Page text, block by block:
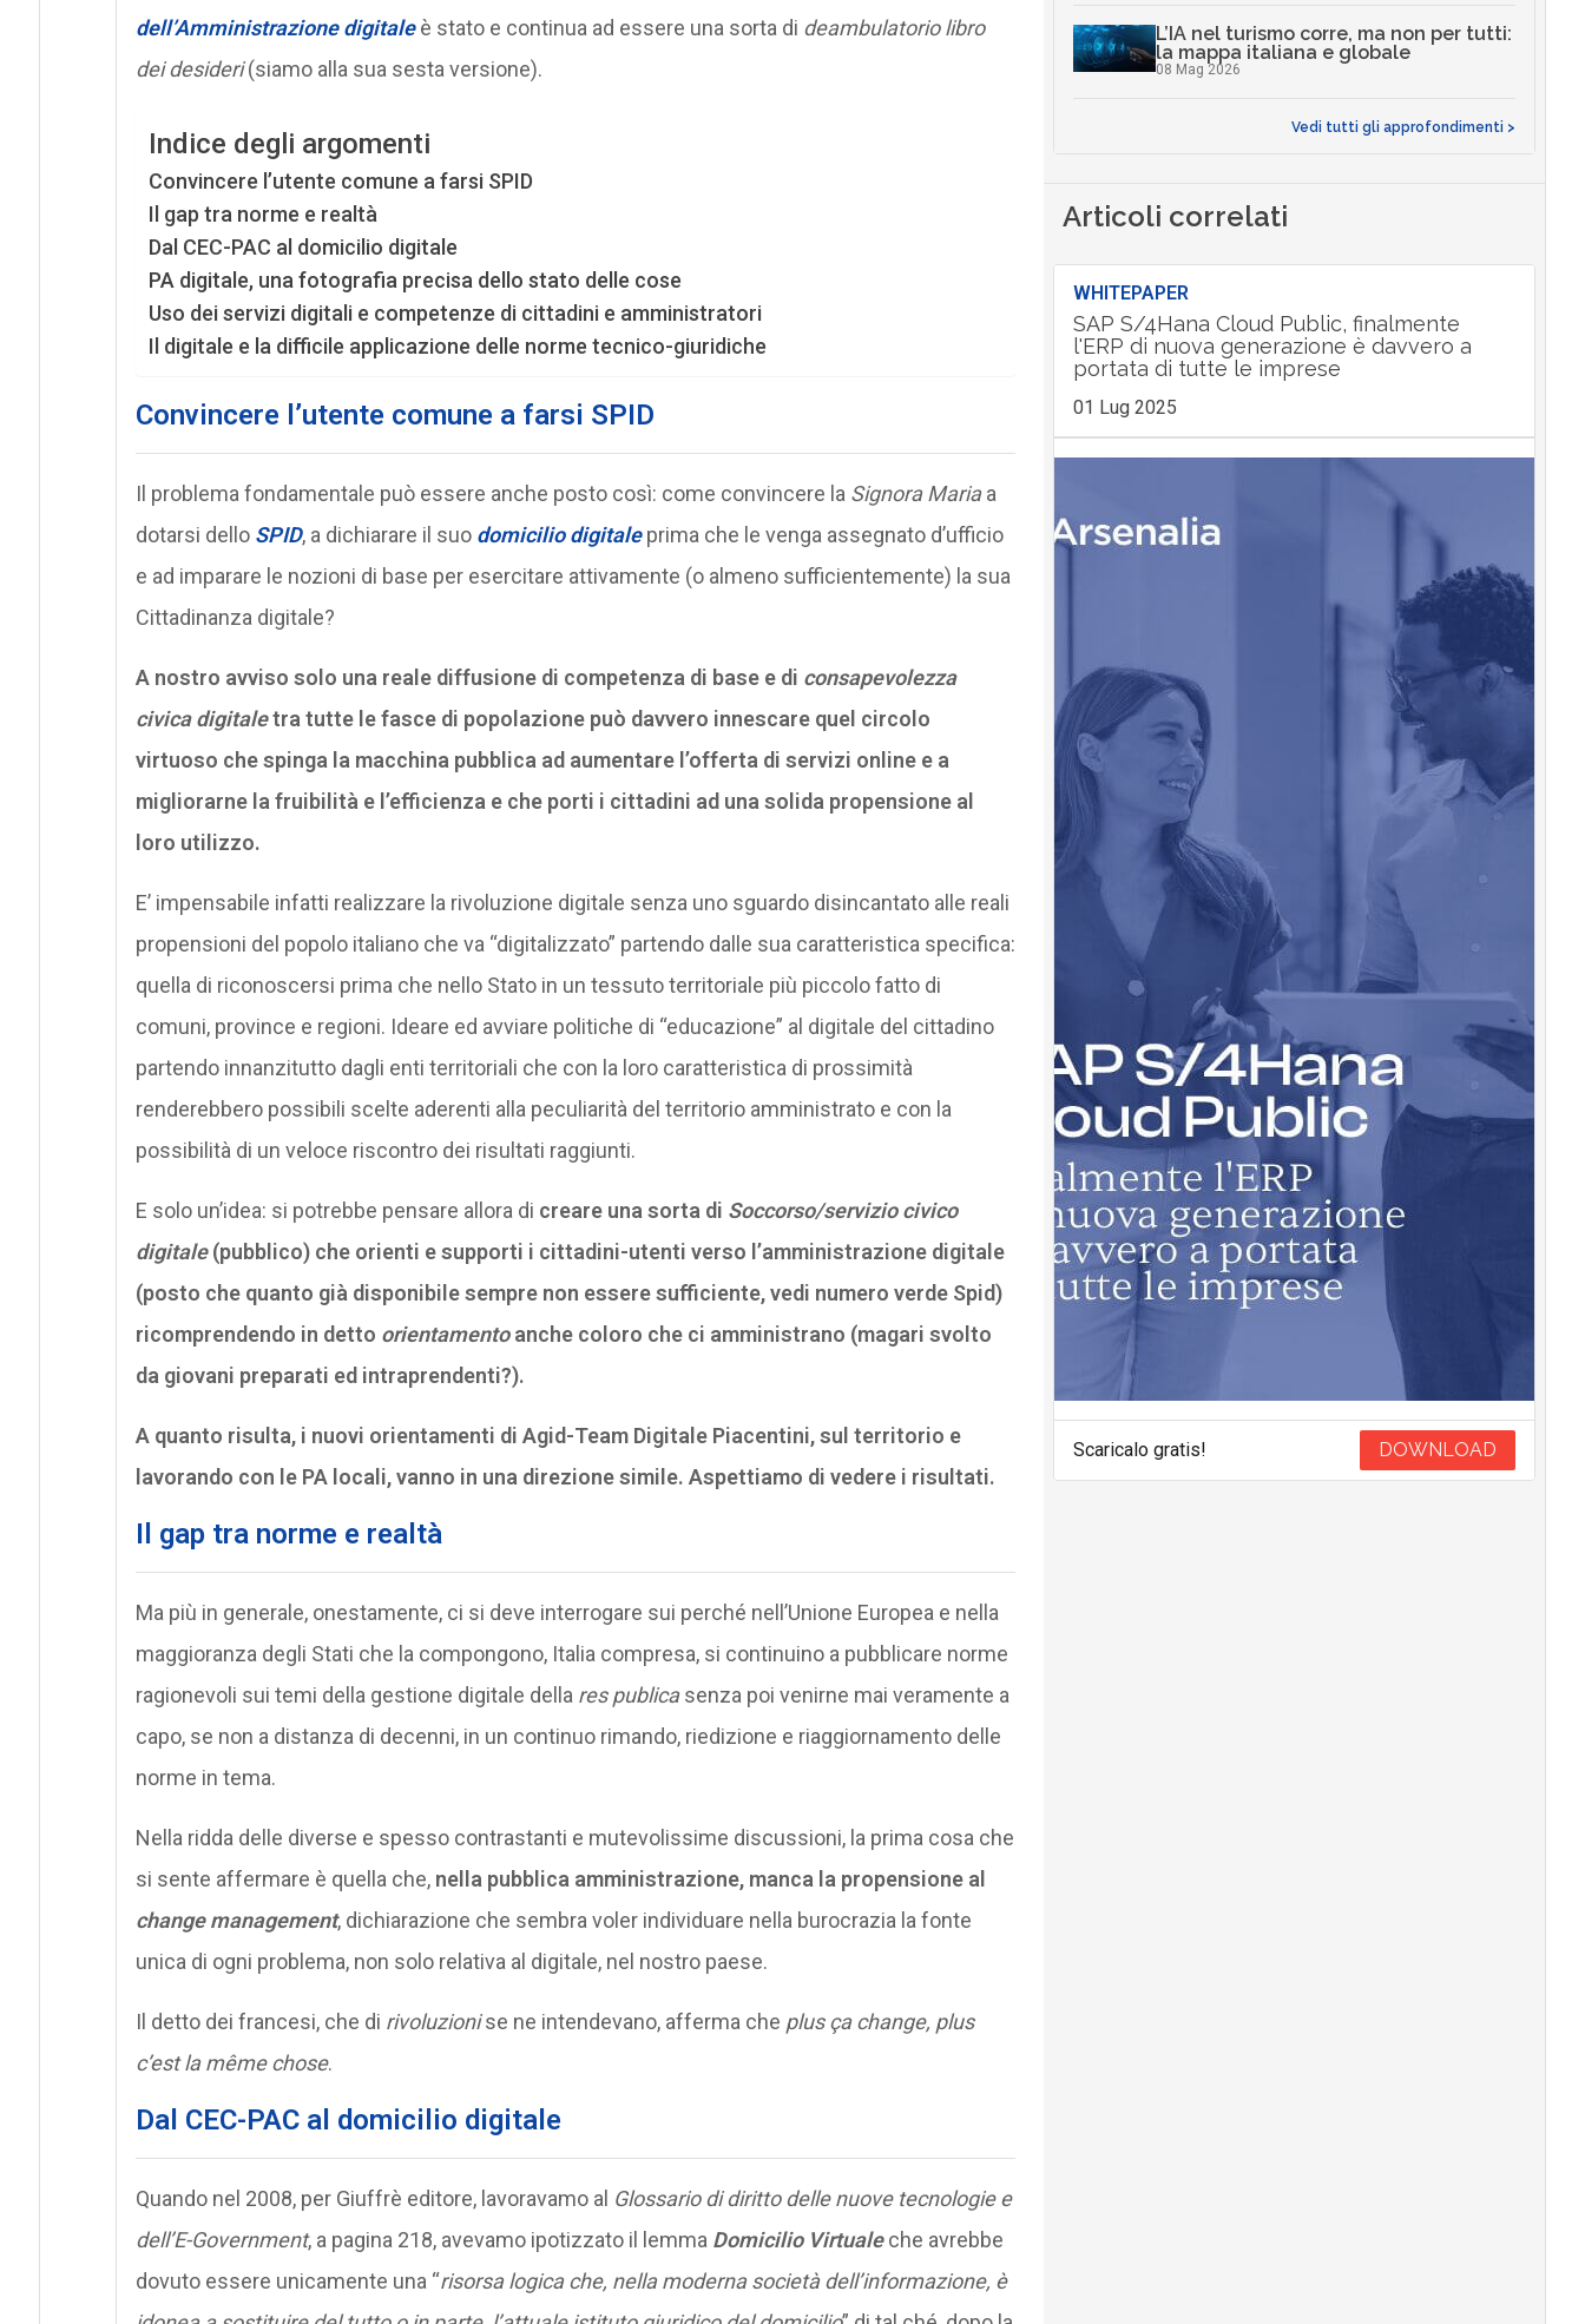
dell’Amministrazione digitale è stato e continua ad essere una sorta di deambulatorio libro
dei desideri(siamo alla sua sesta versione).
Indice degli argomenti
Convincere l’utente comune a farsi SPID
Il gap tra norme e realtà
Dal CEC-PAC al domicilio digitale
PA digitale, una fotografia precisa dello stato delle cose
Uso dei servizi digitali e competenze di cittadini e amministratori
Il digitale e la difficile applicazione delle norme tecnico-giuridiche
Convincere l’utente comune a farsi SPID
Il problema fondamentale può essere anche posto così: come convincere la Signora Mariaa
dotarsi dello SPID, a dichiarare il suo domicilio digitaleprima che le venga assegnato d’ufficio
e ad imparare le nozioni di base per esercitare attivamente (o almeno sufficientemente) la sua
Cittadinanza digitale?
A nostro avviso solo una reale diffusione di competenza di base e di consapevolezza
civica digitaletra tutte le fasce di popolazione può davvero innescare quel circolo
virtuoso che spinga la macchina pubblica ad aumentare l’offerta di servizi online e a
migliorarne la fruibilità e l’efficienza e che porti i cittadini ad una solida propensione al
loro utilizzo.
E’ impensabile infatti realizzare la rivoluzione digitale senza uno sguardo disincantato alle reali
propensioni del popolo italiano che va “digitalizzato” partendo dalle sua caratteristica specifica:
quella di riconoscersi prima che nello Stato in un tessuto territoriale più piccolo fatto di
comuni, province e regioni. Ideare ed avviare politiche di “educazione” al digitale del cittadino
partendo innanzitutto dagli enti territoriali che con la loro caratteristica di prossimità
renderebbero possibili scelte aderenti alla peculiarità del territorio amministrato e con la
possibilità di un veloce riscontro dei risultati raggiunti.
E solo un’idea: si potrebbe pensare allora di creare una sorta di Soccorso/servizio civico
digitale(pubblico) che orienti e supporti i cittadini-utenti verso l’amministrazione digitale
(posto che quanto già disponibile sempre non essere sufficiente, vedi numero verde Spid)
ricomprendendo in detto orientamentoanche coloro che ci amministrano (magari svolto
da giovani preparati ed intraprendenti?).
A quanto risulta, i nuovi orientamenti di Agid-Team Digitale Piacentini, sul territorio e
lavorando con le PA locali, vanno in una direzione simile. Aspettiamo di vedere i risultati.
Il gap tra norme e realtà
Ma più in generale, onestamente, ci si deve interrogare sui perché nell’Unione Europea e nella
maggioranza degli Stati che la compongono, Italia compresa, si continuino a pubblicare norme
ragionevoli sui temi della gestione digitale della res publicasenza poi venirne mai veramente a
capo, se non a distanza di decenni, in un continuo rimando, riedizione e riaggiornamento delle
norme in tema.
Nella ridda delle diverse e spesso contrastanti e mutevolissime discussioni, la prima cosa che
si sente affermare è quella che, nella pubblica amministrazione, manca la propensione al
change management, dichiarazione che sembra voler individuare nella burocrazia la fonte
unica di ogni problema, non solo relativa al digitale, nel nostro paese.
Il detto dei francesi, che di rivoluzionise ne intendevano, afferma che plus ça change, plus
c’est la même chose.
Dal CEC-PAC al domicilio digitale
Quando nel 2008, per Giuffrè editore, lavoravamo al Glossario di diritto delle nuove tecnologie e
dell’E-Government, a pagina 218, avevamo ipotizzato il lemma Domicilio Virtualeche avrebbe
dovuto essere unicamente una “risorsa logica che, nella moderna società dell’informazione, è
L’IA nel turismo corre, ma non per tutti:
la mappa italiana e globale
08 Mag 2026
Vedi tutti gli approfondimenti >
Articoli correlati
WHITEPAPER
SAP S/4Hana Cloud Public, finalmente
l'ERP di nuova generazione è davvero a
portata di tutte le imprese
01 Lug 2025
Scaricalo gratis! DOWNLOAD